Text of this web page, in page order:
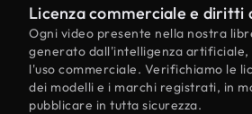
Licenza commerciale e diritti
Ogni video presente nella nostra
generato dall'intelligenza artificiale,
l'uso commerciale. Verifichiamo le
dei modelli e i marchi registrati, in
pubblicare in tutta sicurezza.